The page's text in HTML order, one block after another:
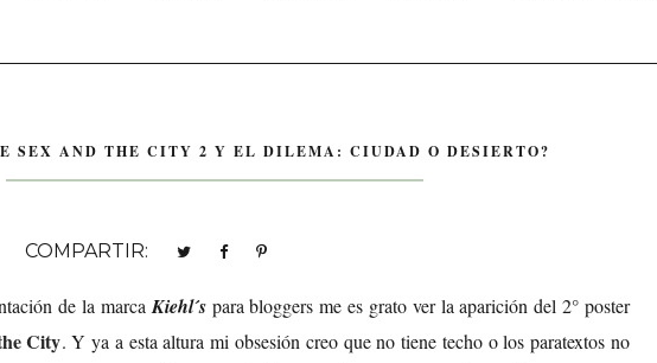
SEX AND THE CITY 2 Y EL DILEMA: CIUDAD O DESIERTO?
COMPARTIR:
de la marcaKiehl´spara bloggers me es grato ver la aparición del 2° poster
City. Y ya a esta altura mi obsesión creo que no tiene techo o los paratextos no